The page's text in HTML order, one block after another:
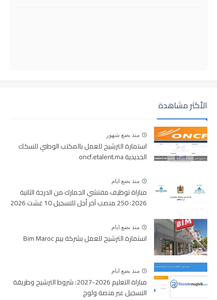
الأكثر مشاهدة
منذ بضع شهور
استمارة الترشيح للعمل بالمكتب الوطني للسكك
الحديدية oncf.etalent.ma
منذ بضع ايام
مباراة توظيف مفتشي الجمارك من الدرجة الثانية
2026: 250 منصب آخر أجل للتسجيل 10 غشت 2026
منذ بضع ايام
استمارة الترشيح للعمل بشركة بيم Bim Maroc
منذ بضع ايام
مباراة التعليم 2026-2027: شروط الترشيح وطريقة
التسجيل عبر منصة ولوج